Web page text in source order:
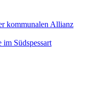
kommunalen Allianz
Südspessart